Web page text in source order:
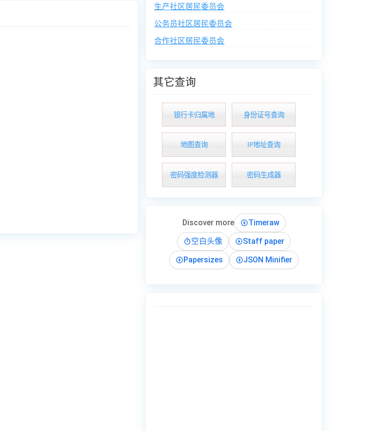
生产社区居民委员会
公务员社区居民委员会
合作社区居民委员会
其它查询
银行卡归属地 身份证号查询
地图查询 IP地址查询
密码强度检测器 密码生成器
Discover more
Timeraw
空白头像
Staff paper
Papersizes
JSON Minifier